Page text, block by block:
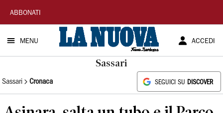
La
Nuova
Sardegna
ABBONATI
MENU ACCEDI
Sassari
Sassari Cronaca SEGUICI SU DISCOVER